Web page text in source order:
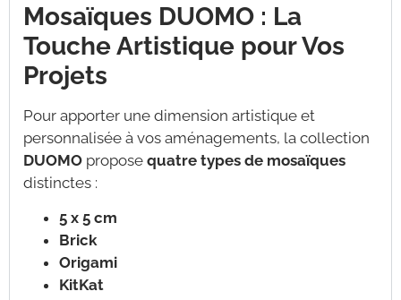
Mosaïques DUOMO : La
Touche Artistique pour Vos
Projets
Pour apporter une dimension artistique et
personnalisée à vos aménagements, la collection
DUOMO propose quatre types de mosaïques
distinctes :
5 x 5 cm
Brick
Origami
KitKat